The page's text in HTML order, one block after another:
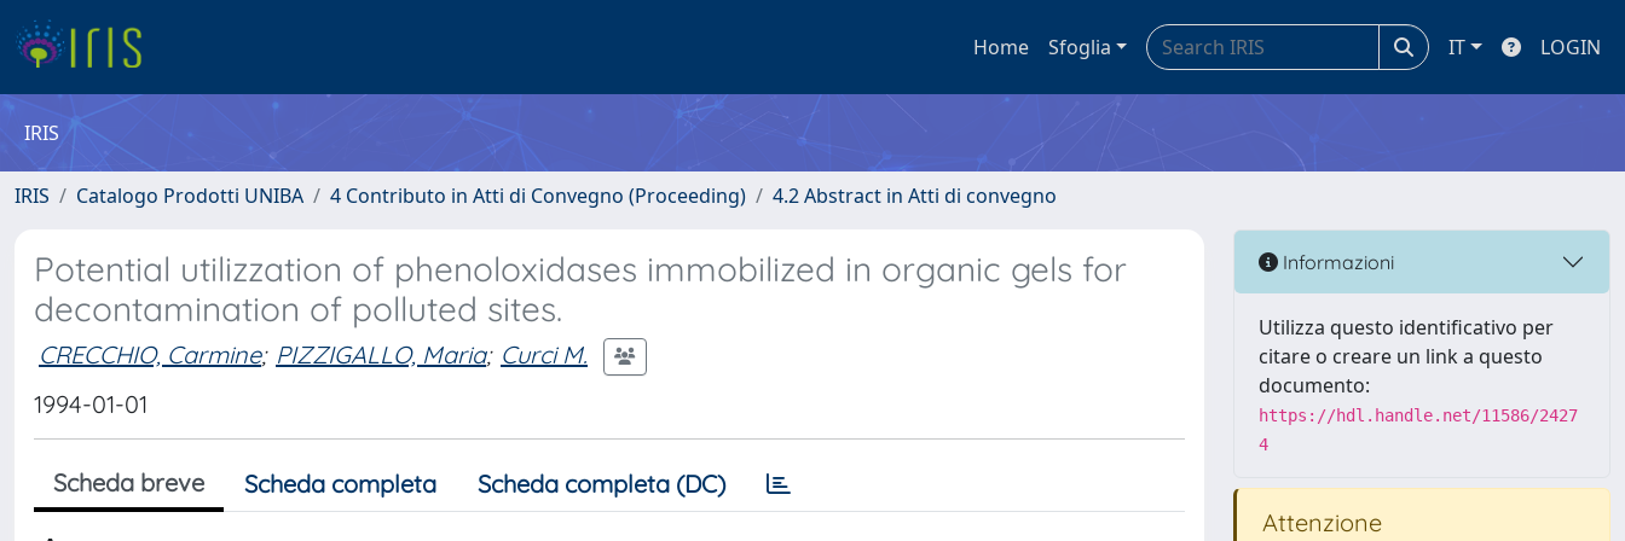
Home Sfoglia IT LOGIN
IRIS
IRIS Catalogo Prodotti UNIBA 4 Contributo in Atti di Convegno (Proceeding) 4.2 Abstract in Atti di convegno
Potential utilizzation of phenoloxidases immobilized in organic gels for
decontamination of polluted sites.
CRECCHIO, Carmine; PIZZIGALLO, Maria; Curci M.
1994-01-01
Scheda breve Scheda completa Scheda completa (DC)
Informazioni
Utilizza questo identificativo per
citare o creare un link a questo
documento:
https://hdl.handle.net/11586/2427
4
Attenzione